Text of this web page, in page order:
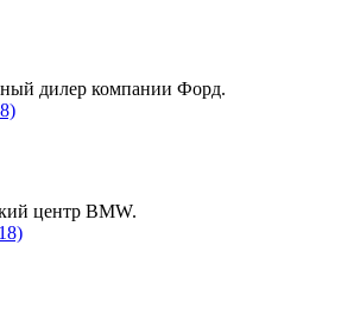
дилер компании Форд.
центр BMW.